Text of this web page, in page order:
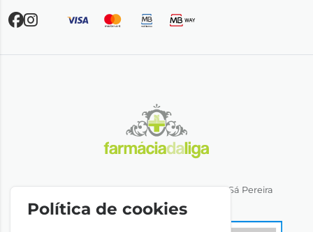
Direção Técnica: Dra. Ana Rita Miranda de Sá Pereira
NIPC: 501064974
Política de cookies